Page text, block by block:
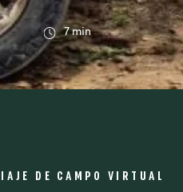
7 min
DE CAMPO VIRTUAL